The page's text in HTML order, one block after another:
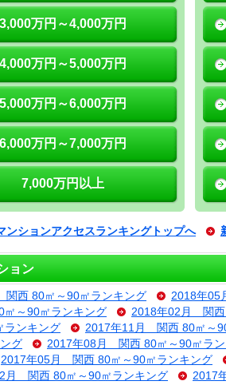
3,000万円～4,000万円
4,000万円～5,000万円
5,000万円～6,000万円
6,000万円～7,000万円
7,000万円以上
ンションアクセスランキングトップへ
ョン
西 80㎡～90㎡ランキング 2018年05
～90㎡ランキング 2018年02月 関西
ンキング 2017年11月 関西 80㎡～
グ 2017年08月 関西 80㎡～90㎡ラ
2017年05月 関西 80㎡～90㎡ランキング
月 関西 80㎡～90㎡ランキング
2017